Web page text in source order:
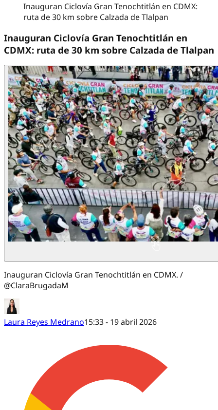
Inauguran Ciclovía Gran Tenochtitlán en CDMX:
ruta de 30 km sobre Calzada de Tlalpan
Inauguran Ciclovía Gran Tenochtitlán en
CDMX: ruta de 30 km sobre Calzada de Tlalpan
Inauguran Ciclovía Gran Tenochtitlán en CDMX. /
@ClaraBrugadaM
Laura Reyes Medrano15:33 - 19 abril 2026